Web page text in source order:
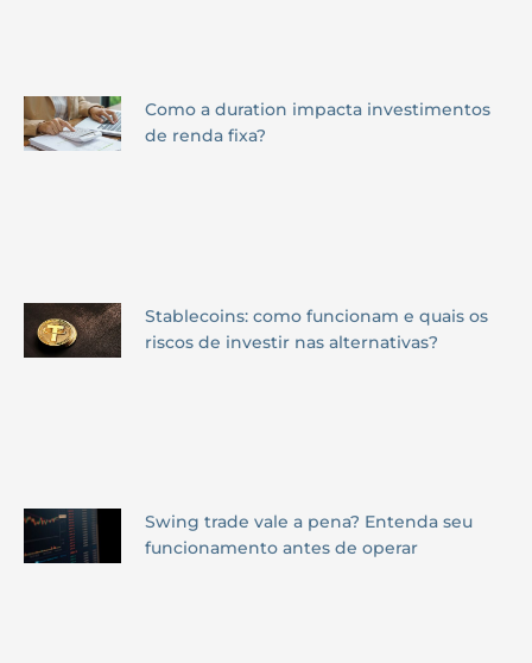
Como a duration impacta investimentos
de renda fixa?
Stablecoins: como funcionam e quais os
riscos de investir nas alternativas?
Swing trade vale a pena? Entenda seu
funcionamento antes de operar